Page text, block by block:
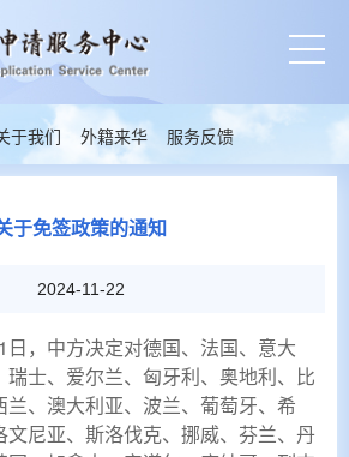
于我们 外籍来华 服务反馈
于免签政策的通知
2024-11-22
，中方决定对德国、法国、意大
士、爱尔兰、匈牙利、奥地利、比
、澳大利亚、波兰、葡萄牙、希
文尼亚、斯洛伐克、挪威、芬兰、丹